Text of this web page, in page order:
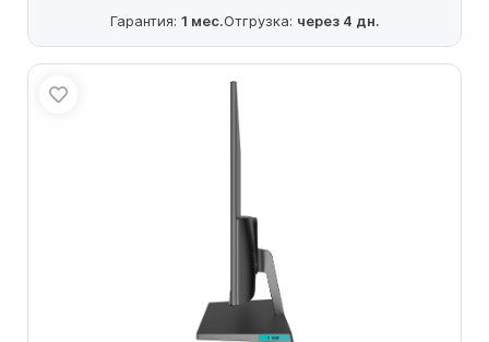
Гарантия: 1 мес.Отгрузка: через 4 дн.